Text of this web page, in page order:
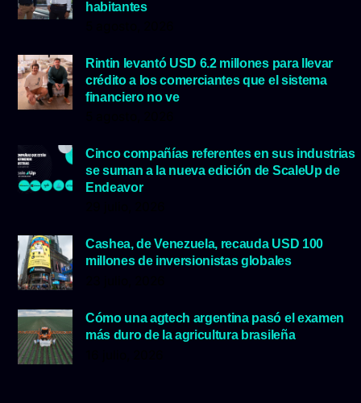
habitantes
Rintin levantó USD 6.2 millones para llevar
crédito a los comerciantes que el sistema
financiero no ve
Cinco compañías referentes en sus industrias
se suman a la nueva edición de ScaleUp de
Endeavor
Cashea, de Venezuela, recauda USD 100
millones de inversionistas globales
Cómo una agtech argentina pasó el examen
más duro de la agricultura brasileña